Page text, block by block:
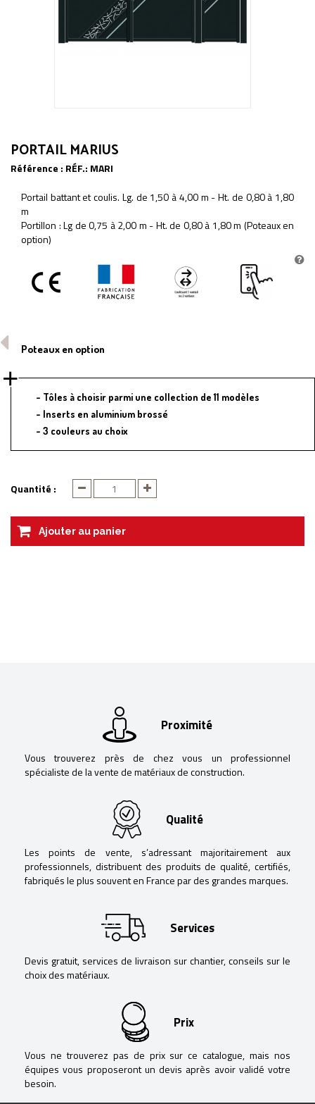
PORTAIL MARIUS
Référence : RÉF.: MARI
Portail battant et coulis. Lg. de 1,50 à 4,00 m - Ht. de 0,80 à 1,80
m
Portillon : Lg de 0,75 à 2,00 m - Ht. de 0,80 à 1,80 m (Poteaux en
option)
Poteaux en option
Tôles à choisir parmi une collection de 11 modèles
Inserts en aluminium brossé
3 couleurs au choix
Quantité :
Ajouter au panier
Proximité
Vous trouverez près de chez vous un professionnel
spécialiste de la vente de matériaux de construction.
Qualité
Les points de vente, s’adressant majoritairement aux
professionnels, distribuent des produits de qualité, certifiés,
fabriqués le plus souvent en France par des grandes marques.
Services
Devis gratuit, services de livraison sur chantier, conseils sur le
choix des matériaux.
Prix
Vous ne trouverez pas de prix sur ce catalogue, mais nos
équipes vous proposeront un devis après avoir validé votre
besoin.